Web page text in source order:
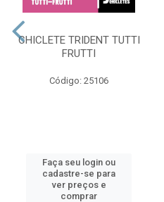
CHICLETE TRIDENT TUTTI
FRUTTI
Código: 25106
Faça seu login ou
cadastre-se para
ver preços e
comprar